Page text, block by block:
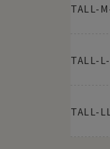
TALL-
TALL-
TALL-